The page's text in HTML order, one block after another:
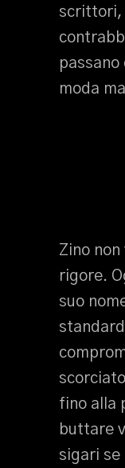
scrittori,
moda
Zino
rigore.
suo
fino alla
buttare
sigari se